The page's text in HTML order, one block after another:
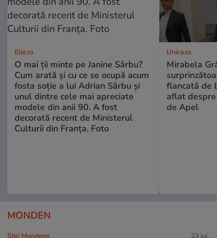
Elle.ro
O mai ții minte pe Janine Sârbu?
Cum arată și cu ce se ocupă acum
fosta soție a lui Adrian Sârbu și
unul dintre cele mai apreciate
modele din anii 90. A fost
decorată recent de Ministerul
Culturii din Franța. Foto
Unica.ro
Mirabela
flancată de
aflat
de Apel
MONDEN
Stiri Mondene 23 iul.